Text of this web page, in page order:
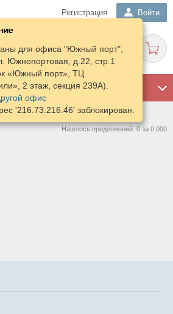
Регистрация Войти
для офиса "Южный порт",
Южнопортовая, д.22, стр.1
«Южный порт», ТЦ
2 этаж, секция 239А).
офис
'216.73.216.46' заблокирован.
Нашлось предложений: 0 за 0.000